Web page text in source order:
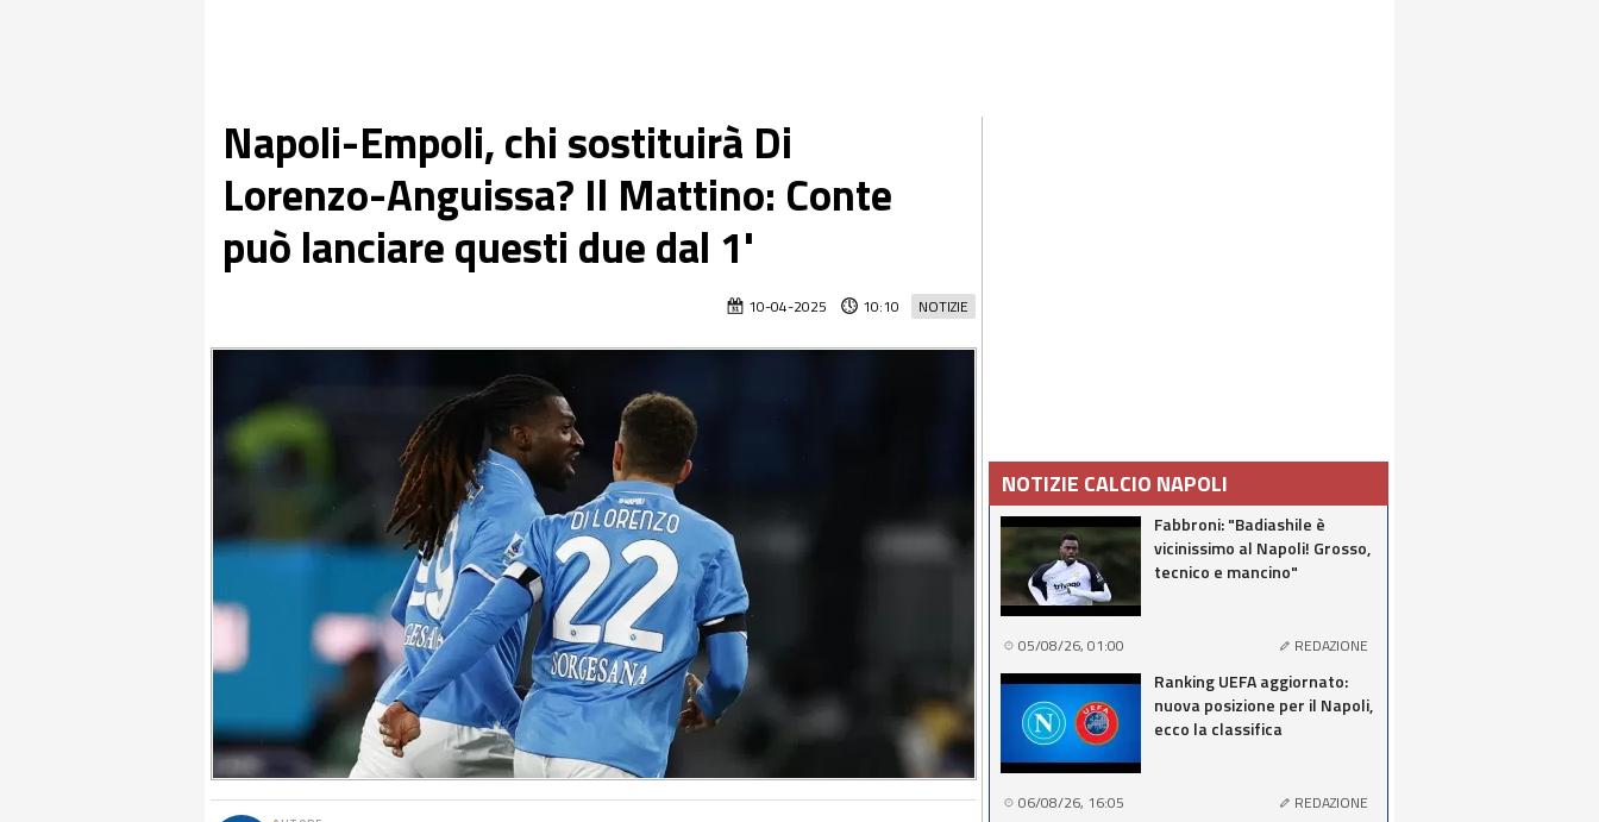
Napoli-Empoli, chi sostituirà Di
Lorenzo-Anguissa? Il Mattino: Conte
può lanciare questi due dal 1'
NOTIZIE
10-04-2025 10:10
NOTIZIE CALCIO NAPOLI
Fabbroni: "Badiashile è
vicinissimo al Napoli! Grosso,
tecnico e mancino"
05/08/26, 01:00 REDAZIONE
Ranking UEFA aggiornato:
nuova posizione per il Napoli,
ecco la classifica
06/08/26, 16:05 REDAZIONE